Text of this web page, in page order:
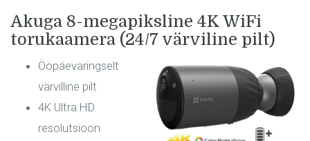
Akuga 8-megapiksline 4K WiFi
torukaamera (24/7 värviline pilt)
Ööpäevaringselt
värvilline pilt
4K Ultra HD
resolutsioon